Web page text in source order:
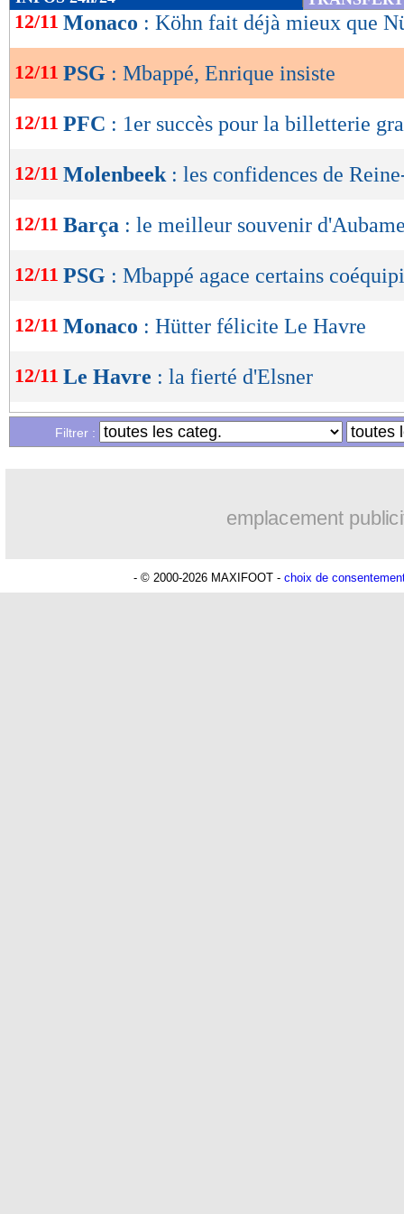
de
OK
12/11 Monaco : Köhn fait déjà mieux que
12/11 PSG : Mbappé, Enrique insiste
12/11 PFC : 1er succès pour la billetterie
12/11 Molenbeek : les confidences de
12/11 Barça : le meilleur souvenir
12/11 PSG : Mbappé agace certains
12/11 Monaco : Hütter félicite Le Havre
12/11 Le Havre : la fierté d'Elsner
Liste des brèves du sam. 11 novembre
Filtrer :
emplacement
- © 2000-2026 MAXIFOOT - choix de